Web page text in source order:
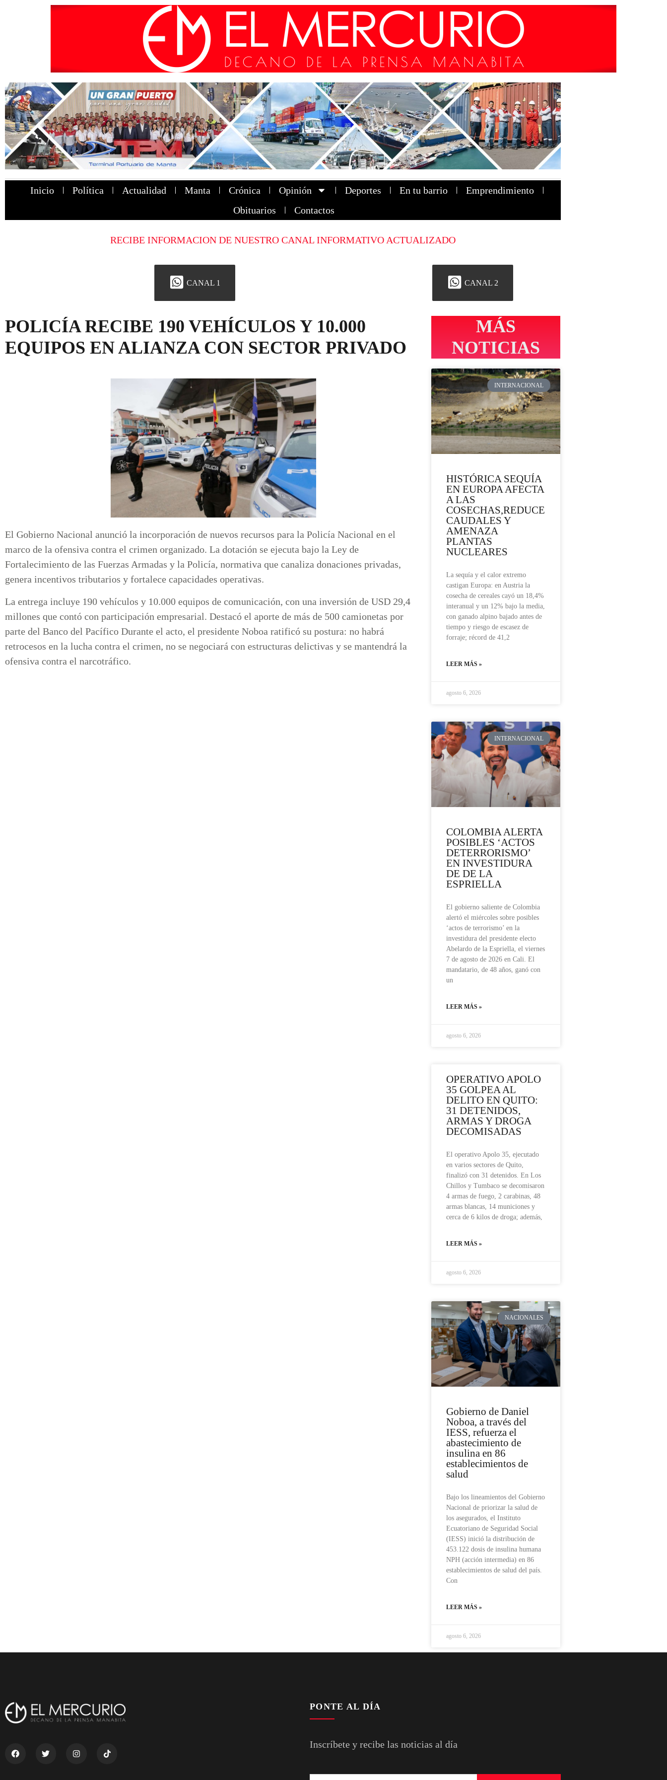
Inicio Política Actualidad Manta Crónica Opinión Deportes En tu barrio
Emprendimiento
Obituarios
Contactos
RECIBE INFORMACION DE NUESTRO CANAL INFORMATIVO ACTUALIZADO
CANAL 1 CANAL 2
POLICÍA RECIBE 190 VEHÍCULOS Y 10.000
EQUIPOS EN ALIANZA CON SECTOR PRIVADO
El Gobierno Nacional anunció la incorporación de nuevos recursos para la Policía Nacional en el
marco de la ofensiva contra el crimen organizado. La dotación se ejecuta bajo la Ley de
Fortalecimiento de las Fuerzas Armadas y la Policía, normativa que canaliza donaciones privadas,
genera incentivos tributarios y fortalece capacidades operativas.
La entrega incluye 190 vehículos y 10.000 equipos de comunicación, con una inversión de USD 29,4
millones que contó con participación empresarial. Destacó el aporte de más de 500 camionetas por
parte del Banco del Pacífico Durante el acto, el presidente Noboa ratificó su postura: no habrá
retrocesos en la lucha contra el crimen, no se negociará con estructuras delictivas y se mantendrá la
ofensiva contra el narcotráfico.
MÁS
NOTICIAS
INTERNACIONAL
HISTÓRICA SEQUÍA
EN EUROPA AFECTA
A LAS
COSECHAS,REDUCE
CAUDALES Y
AMENAZA
PLANTAS
NUCLEARES
La sequía y el calor extremo
castigan Europa: en Austria la
cosecha de cereales cayó un 18,4%
interanual y un 12% bajo la media,
con ganado alpino bajado antes de
tiempo y riesgo de escasez de
forraje; récord de 41,2
LEER MÁS »
agosto 6, 2026
INTERNACIONAL
COLOMBIA ALERTA
POSIBLES ‘ACTOS
DETERRORISMO’
EN INVESTIDURA
DE DE LA
ESPRIELLA
El gobierno saliente de Colombia
alertó el miércoles sobre posibles
‘actos de terrorismo’ en la
investidura del presidente electo
Abelardo de la Espriella, el viernes
7 de agosto de 2026 en Cali. El
mandatario, de 48 años, ganó con
un
LEER MÁS »
agosto 6, 2026
OPERATIVO APOLO
35 GOLPEA AL
DELITO EN QUITO:
31 DETENIDOS,
ARMAS Y DROGA
DECOMISADAS
El operativo Apolo 35, ejecutado
en varios sectores de Quito,
finalizó con 31 detenidos. En Los
Chillos y Tumbaco se decomisaron
4 armas de fuego, 2 carabinas, 48
armas blancas, 14 municiones y
cerca de 6 kilos de droga; además,
LEER MÁS »
agosto 6, 2026
NACIONALES
Gobierno de Daniel
Noboa, a través del
IESS, refuerza el
abastecimiento de
insulina en 86
establecimientos de
salud
Bajo los lineamientos del Gobierno
Nacional de priorizar la salud de
los asegurados, el Instituto
Ecuatoriano de Seguridad Social
(IESS) inició la distribución de
453.122 dosis de insulina humana
NPH (acción intermedia) en 86
establecimientos de salud del país.
Con
LEER MÁS »
agosto 6, 2026
PONTE AL DÍA
Inscríbete y recibe las noticias al día